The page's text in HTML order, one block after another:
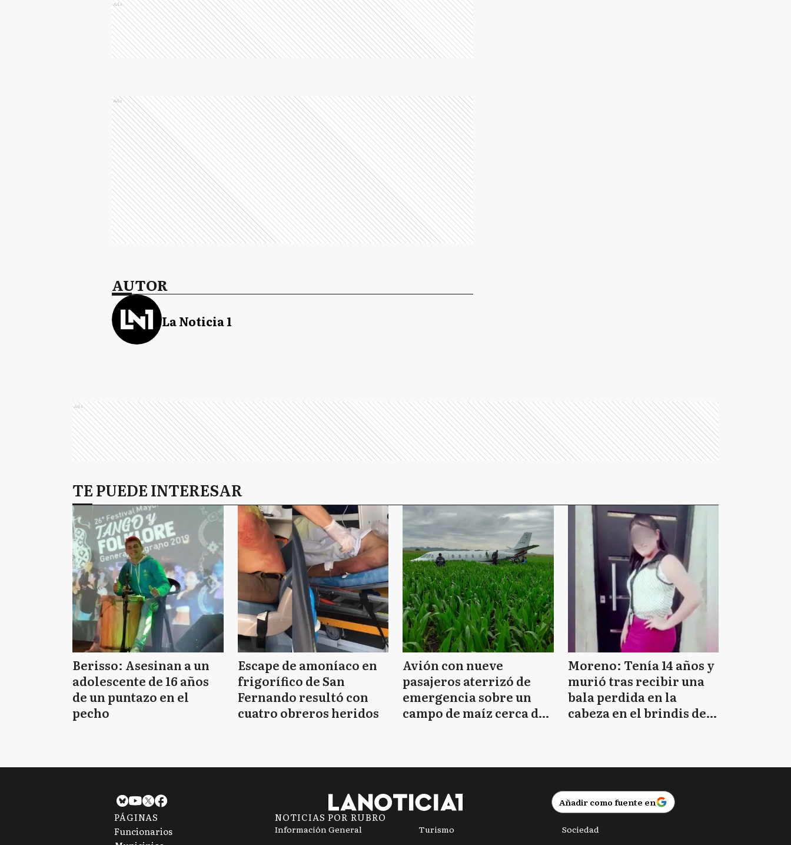
Ads
Ads
AUTOR
La Noticia 1
Ads
TE PUEDE INTERESAR
Berisso: Asesinan a un
adolescente de 16 años
de un puntazo en el
pecho
Escape de amoníaco en
frigorífico de San
Fernando resultó con
cuatro obreros heridos
Avión con nueve
pasajeros aterrizó de
emergencia sobre un
campo de maíz cerca de
Moreno: Tenía 14 años y
murió tras recibir una
bala perdida en la
cabeza en el brindis de
Añadir como fuente en
PÁGINAS
Funcionarios
NOTICIAS POR RUBRO
Información General
Turismo
Sociedad